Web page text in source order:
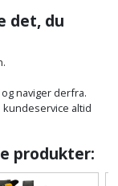
det, du
naviger derfra.
altid
produkter: